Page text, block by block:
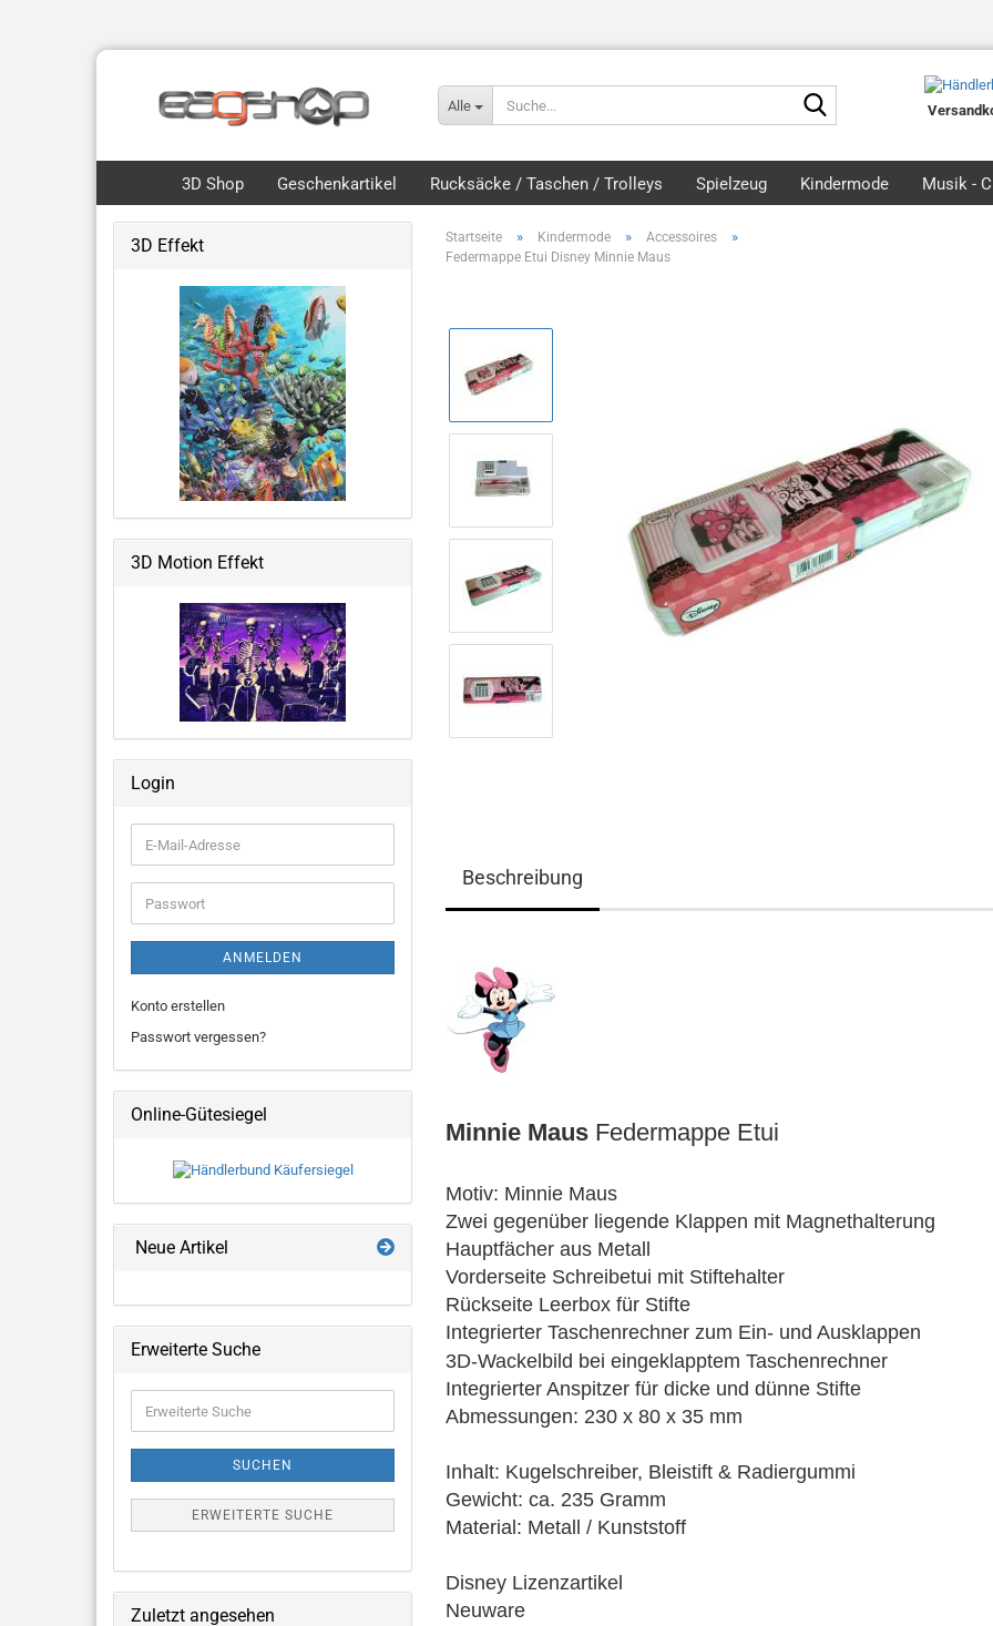
Alle
3D Shop
Royce 3D Collection Packs
3D Lesezeichen Hunde
Dinos & Drachen
Fische, Wale, Haie & mehr
Hunde & Katzen
Vögel & Fliegendes
Wüste & Dschungel-Tiere
weitere Tiermotive
Weltraum & Aliens
Grusliges, Halloween &
Fantastisches
Große Notizbücher mit 3D-Cover
3D Foto Klappkarten
Geschenkartikel Rucksäcke / Taschen / Trolleys Spielzeug Kindermode Musik -
Startseite » Kindermode » Accessoires »
Federmappe Etui Disney Minnie Maus
Beschreibung
Minnie Maus Federmappe Etui
Motiv: Minnie Maus
Zwei gegenüber liegende Klappen mit Magnethalterung
Hauptfächer aus Metall
Vorderseite Schreibetui mit Stiftehalter
​Rückseite Leerbox für Stifte
Integrierter Taschenrechner zum Ein- und Ausklappen
3D-Wackelbild bei eingeklapptem Taschenrechner
Integrierter Anspitzer für dicke und dünne Stifte
Abmessungen: 230 x 80 x 35 mm
Inhalt: Kugelschreiber, Bleistift & Radiergummi
Gewicht: ca. 235 Gramm
Material: Metall / Kunststoff
Disney Lizenzartikel
Neuware
3D Effekt
3D Motion Effekt
Login
E-
Mail-
Adresse
Passwort
ANMELDEN
Konto erstellen
Passwort vergessen?
Online-Gütesiegel
Neue Artikel
Erweiterte Suche
Suche
SUCHEN
ERWEITERTE SUCHE
Zuletzt angesehen